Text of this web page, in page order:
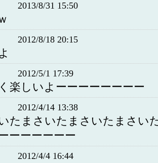
2013/8/31 15:50
2012/8/18 20:15
2012/5/1 17:39
楽しいよーーーーーーーー
2012/4/14 13:38
たまさいたまさいたまさい
ーーーーーー
2012/4/4 16:44